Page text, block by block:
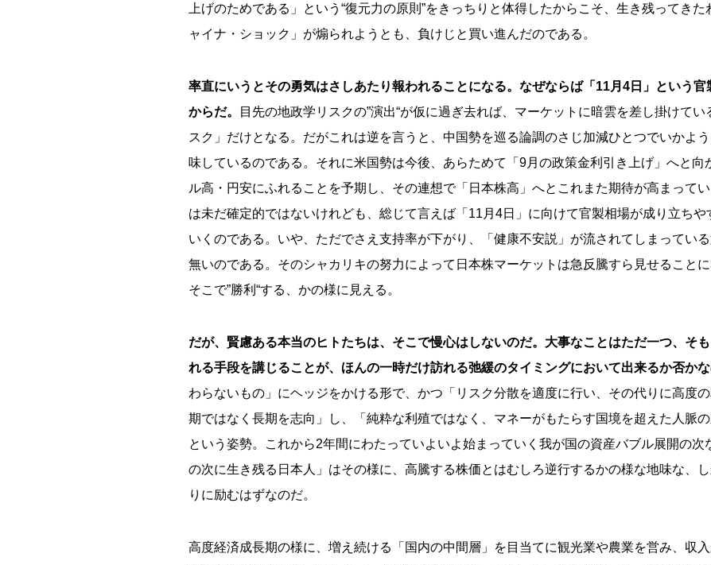
上げのためである」という“復元力の原則”をきっちりと体得したからこそ、生き残ってき
ャイナ・ショック」が煽られようとも、負けじと買い進んだのである。
率直にいうとその勇気はさしあたり報われることになる。なぜならば「11月4日」という
からだ。
目先の地政学リスクの”演出“が仮に過ぎ去れば、マーケットに暗雲を差し掛けて
スク」だけとなる。だがこれは逆を言うと、中国勢を巡る論調のさじ加減ひとつでいかよ
味しているのである。それに米国勢は今後、あらためて「9月の政策金利引き上げ」へと向
ル高・円安にふれることを予期し、その連想で「日本株高」へとこれまた期待が高まって
は未だ確定的ではないけれども、総じて言えば「11月4日」に向けて官製相場が成り立ち
いくのである。いや、ただでさえ支持率が下がり、「健康不安説」が流されてしまってい
無いのである。そのシャカリキの努力によって日本株マーケットは急反騰すら見せること
そこで”勝利“する、かの様に見える。
だが、賢慮ある本当のヒトたちは、そこで慢心はしないのだ。大事なことはただ一つ、そ
れる手段を講じることが、ほんの一時だけ訪れる弛緩のタイミングにおいて出来るか否かな
わらないもの」にヘッジをかける形で、かつ「リスク分散を適度に行い、その代りに高度
期ではなく長期を志向」し、「純粋な利殖ではなく、マネーがもたらす国境を超えた人脈
という姿勢。これから2年間にわたっていよいよ始まっていく我が国の資産バブル展開の次
の次に生き残る日本人」はその様に、高騰する株価とはむしろ逆行するかの様な地味な、
りに励むはずなのだ。
高度経済成長期の様に、増え続ける「国内の中間層」を目当てに観光業や農業を営み、収